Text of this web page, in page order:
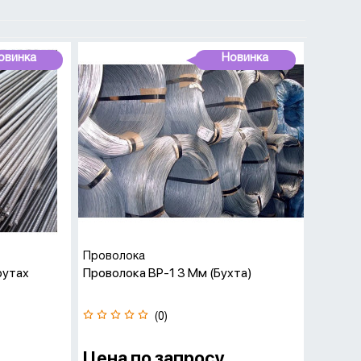
которые проходят обработку методом холодной
документации, регулируются используемые
5 мм, с глубиной вмятин до 0,25 мм и выступом до 1
партия проходит строгий контроль качества и
стандарт, номер партии и данные
количество и оформить заказ.
ВР-1 в Минске!**
Новинка
Проволока
Проволока ВР-1 3 Мм (бухта)
(0)